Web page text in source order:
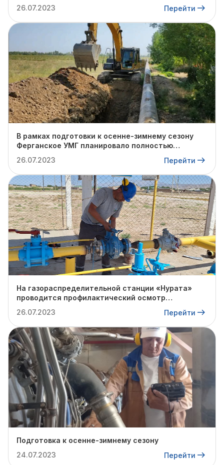
26.07.2023
Перейти
В рамках подготовки к осенне-зимнему сезону
Ферганское УМГ планировало полностью
ветки магистрального газопровода "Сох-
Наманган" диаметром 530 мм. В настоящее
время ведется подготовка к гидроиспытаниям.
26.07.2023 Перейти
На газораспределительной станции «Нурата»
проводится профилактический осмотр
26.07.2023 Перейти
Подготовка к осенне-зимнему сезону
24.07.2023
Перейти